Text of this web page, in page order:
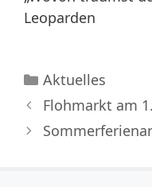
Leoparden
Kategorien
Aktuelles
Flohmarkt am